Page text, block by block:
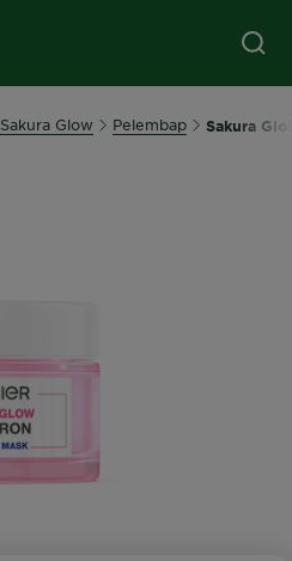
Sakura Glow Pelembap Sakura